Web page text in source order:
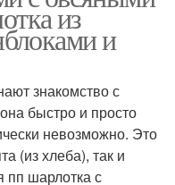
из
и
знакомство с
быстро и просто
невозможно. Это
(из хлеба), так и
пп шарлотка с